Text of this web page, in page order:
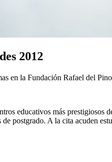
2012
en la Fundación Rafael del Pino
educativos más prestigiosos
postgrado. A la cita acuden